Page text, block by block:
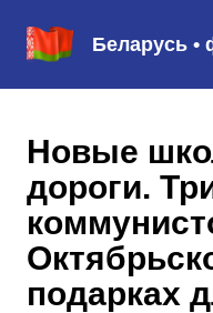
Беларусь •
Новые
дороги.
подарках